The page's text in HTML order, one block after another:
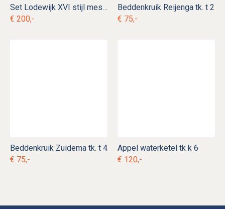
Set Lodewijk XVI stijl messing wand kandelaars tk. k 3
€ 200,-
Beddenkruik Reijenga tk. t 2
€ 75,-
Beddenkruik Zuidema tk. t 4
€ 75,-
Appel waterketel tk k 6
€ 120,-